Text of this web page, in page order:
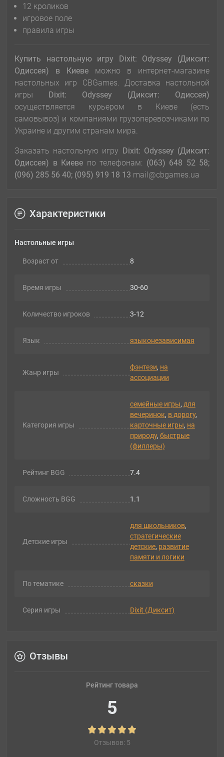
12 кроликов
игровое поле
правила игры
Купить настольную игру Dixit: Odyssey (Диксит:
Одиссея) в Киеве можно в интернет-магазине
настольных игр CBGames. Доставка настольной
игры Dixit: Odyssey (Диксит: Одиссея)
осуществляется курьером в Киеве (есть
самовывоз) и компаниями грузоперевозчиками по
Украине и другим странам мира.
Заказать настольную игру Dixit: Odyssey (Диксит:
Одиссея) в Киеве по телефонам: (063) 648 52 58;
(096) 285 56 40; (095) 919 18 13 mail@cbgames.ua
Характеристики
Настольные игры
Возраст от 8
Время игры 30-60
Количество игроков 3-12
Язык языконезависимая
Жанр игры
фэнтези, на
ассоциации
Категория игры
семейные игры, для
вечеринок, в дорогу,
карточные игры, на
природу, быстрые
(филлеры)
Рейтинг BGG 7.4
Сложность BGG 1.1
Детские игры
для школьников,
стратегические
детские, развитие
памяти и логики
По тематике сказки
Серия игры Dixit (Диксит)
Отзывы
Рейтинг товара
5
Отзывов: 5